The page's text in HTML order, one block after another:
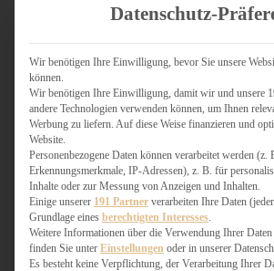
LOW CARB &
MY
SÜSSES
VEGAN
Datenschutz-
Wir benötigen Ihre Einwilligung, bevor Sie unsere
können.
Wir benötigen Ihre Einwilligung, damit wir und unsere
andere Technologien verwenden können, um Ihnen
Werbung zu liefern. Auf diese Weise finanzieren und
Website.
Personenbezogene Daten können verarbeitet werden (z.
Erkennungsmerkmale, IP-Adressen), z. B. für
Inhalte oder zur Messung von Anzeigen und Inhalten.
Einige unserer 191 Partner verarbeiten Ihre Daten
Grundlage eines berechtigten Interesses
Weitere Informationen über die Verwendung Ihrer
finden Sie unter Einstellungen oder in unserer
Es besteht keine Verpflichtung, der Verarbeitung Ihrer